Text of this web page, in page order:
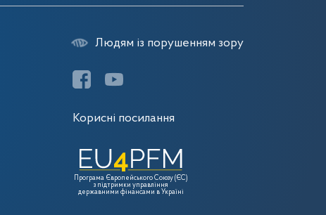
Людям із порушенням зору
Корисні посилання
Програма Європейського Союзу (ЄС)
з підтримки управління
державними фінансами в Україні